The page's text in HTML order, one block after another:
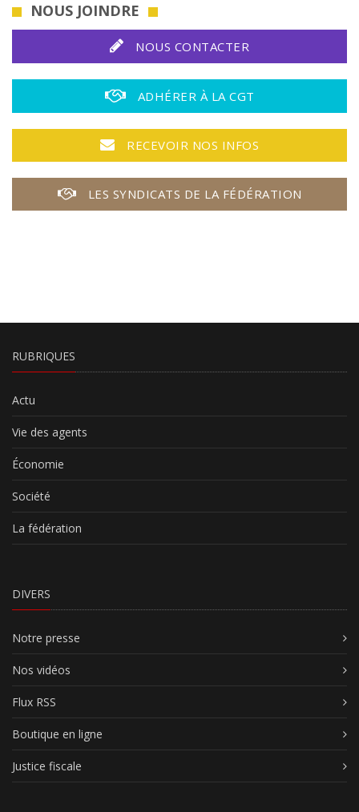
NOUS JOINDRE
NOUS CONTACTER
ADHÉRER À LA CGT
RECEVOIR NOS INFOS
LES SYNDICATS DE LA FÉDÉRATION
RUBRIQUES
Actu
Vie des agents
Économie
Société
La fédération
DIVERS
Notre presse
Nos vidéos
Flux RSS
Boutique en ligne
Justice fiscale